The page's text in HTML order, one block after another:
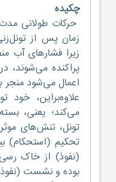
چکیده
حرکات طولانی
زمان پس از
زیرا فشارهای آب
پراکنده می‌شوند،
اعمال می‌شود
علاوه‌براین،
می‌کند؛ یعنی،
تونل، تنش‌های
تحکیم (استحکام)
(نفوذ) از خاک
بوده و نشست